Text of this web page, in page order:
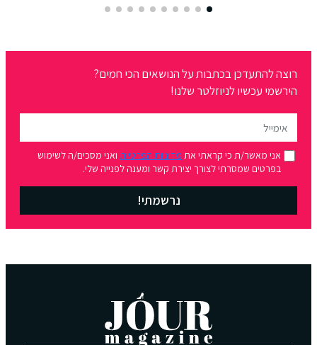
רוצה להתעדכן בכתבות על הנושאים הכי חמים?
הירשמי עכשיו לניוזלטר שלנו!
אני מאשר/ת כי קראתי אתמדיניות הפרטיותואני מסכים/ה לשימוש
בפרטים שמסרתי לצורך יצירת קשר ומענה לפנייה שלי.
נרשמתי!